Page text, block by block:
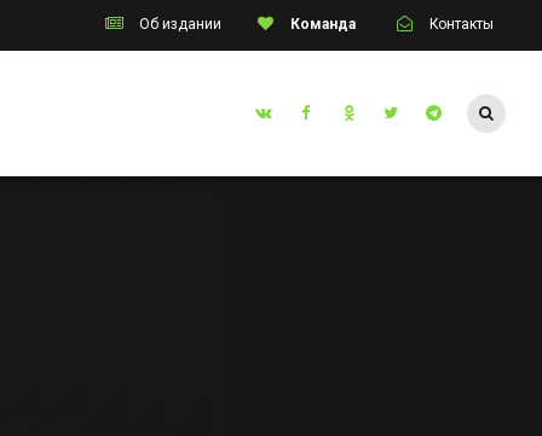
Об издании Команда Контакты